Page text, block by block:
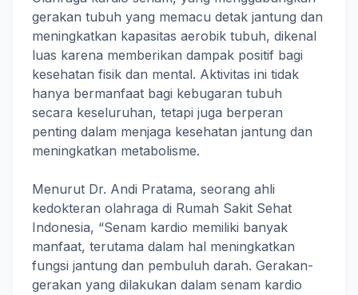
gerakan tubuh yang memacu detak jantung dan
meningkatkan kapasitas aerobik tubuh, dikenal
luas karena memberikan dampak positif bagi
kesehatan fisik dan mental. Aktivitas ini tidak
hanya bermanfaat bagi kebugaran tubuh
secara keseluruhan, tetapi juga berperan
penting dalam menjaga kesehatan jantung dan
meningkatkan metabolisme.
Menurut Dr. Andi Pratama, seorang ahli
kedokteran olahraga di Rumah Sakit Sehat
Indonesia, “Senam kardio memiliki banyak
manfaat, terutama dalam hal meningkatkan
fungsi jantung dan pembuluh darah. Gerakan-
gerakan yang dilakukan dalam senam kardio